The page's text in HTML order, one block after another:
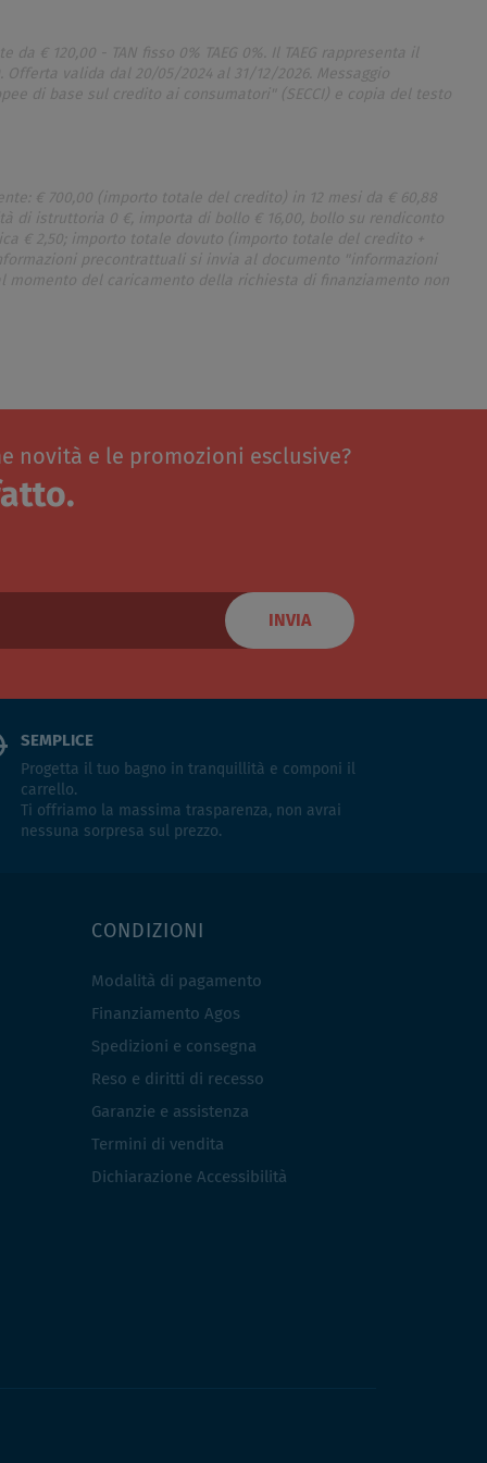
€ 120,00 - TAN fisso 0% TAEG 0%. Il TAEG rappresenta il
valida dal 20/05/2024 al 31/12/2026. Messaggio
di base sul credito ai consumatori" (SECCI) e copia del testo
€ 700,00 (importo totale del credito) in 12 mesi da € 60,88
di istruttoria 0 €, importa di bollo € 16,00, bollo su rendiconto
€ 2,50; importo totale dovuto (importo totale del credito +
precontrattuali si invia al documento "informazioni
del caricamento della richiesta di finanziamento non
novità e le promozioni esclusive?
INVIA
SEMPLICE
Progetta il tuo bagno in tranquillità e componi il
carrello.
Ti offriamo la massima trasparenza, non avrai
nessuna sorpresa sul prezzo.
CONDIZIONI
Modalità di pagamento
Finanziamento Agos
Spedizioni e consegna
Reso e diritti di recesso
Garanzie e assistenza
Termini di vendita
Dichiarazione Accessibilità